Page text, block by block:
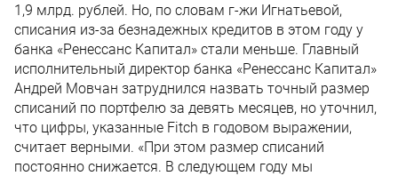
1,9 млрд. рублей. Но, по словам г-жи Игнатьевой,
списания из-за безнадежных кредитов в этом году у
банка «Ренессанс Капитал» стали меньше. Главный
исполнительный директор банка «Ренессанс Капитал»
Андрей Мовчан затруднился назвать точный размер
списаний по портфелю за девять месяцев, но уточнил,
что цифры, указанные Fitch в годовом выражении,
считает верными. «При этом размер списаний
постоянно снижается. В следующем году мы